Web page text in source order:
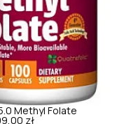
Methyl Folate
zł